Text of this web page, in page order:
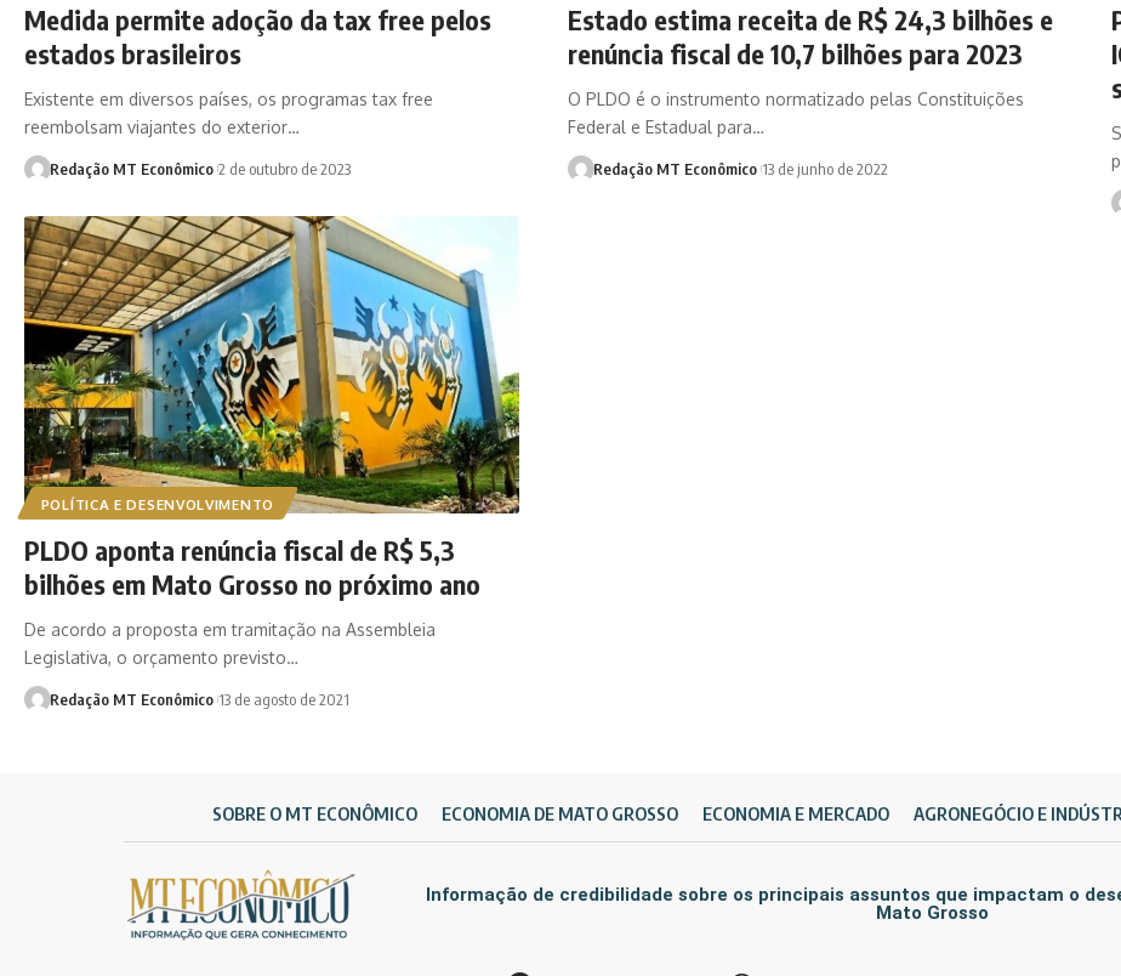
Medida permite adoção da tax free pelos
estados brasileiros
Existente em diversos países, os programas tax free
reembolsam viajantes do exterior…
Redação MT Econômico 2 de outubro de 2023
Estado estima receita de R$ 24,3 bilhões e
renúncia fiscal de 10,7 bilhões para 2023
O PLDO é o instrumento normatizado pelas Constituições
Federal e Estadual para…
Redação MT Econômico 13 de junho de 2022
POLÍTICA E DESENVOLVIMENTO
PLDO aponta renúncia fiscal de R$ 5,3
bilhões em Mato Grosso no próximo ano
De acordo a proposta em tramitação na Assembleia
Legislativa, o orçamento previsto…
Redação MT Econômico 13 de agosto de 2021
SOBRE O MT ECONÔMICO ECONOMIA DE MATO GROSSO ECONOMIA E MERCADO AGRONEGÓCIO E
Informação de credibilidade sobre os principais assuntos que impactam o
Mato Grosso